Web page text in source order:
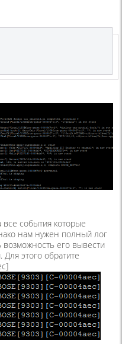
все события которые
нам нужен полный лог
его вывести
этого обратите